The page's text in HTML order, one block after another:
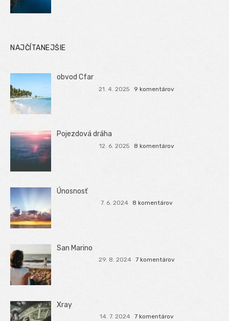
NAJČÍTANEJŠIE
obvod Cfar
21. 4. 2025 9 komentárov
Pojezdová dráha
12. 6. 2025 8 komentárov
Únosnosť
7. 6. 2024 8 komentárov
San Marino
29. 8. 2024 7 komentárov
Xray
14. 7. 2024 7 komentárov